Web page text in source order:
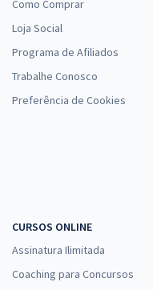
Como Comprar
Loja Social
Programa de Afiliados
Trabalhe Conosco
Preferência de Cookies
CURSOS ONLINE
Assinatura Ilimitada
Coaching para Concursos